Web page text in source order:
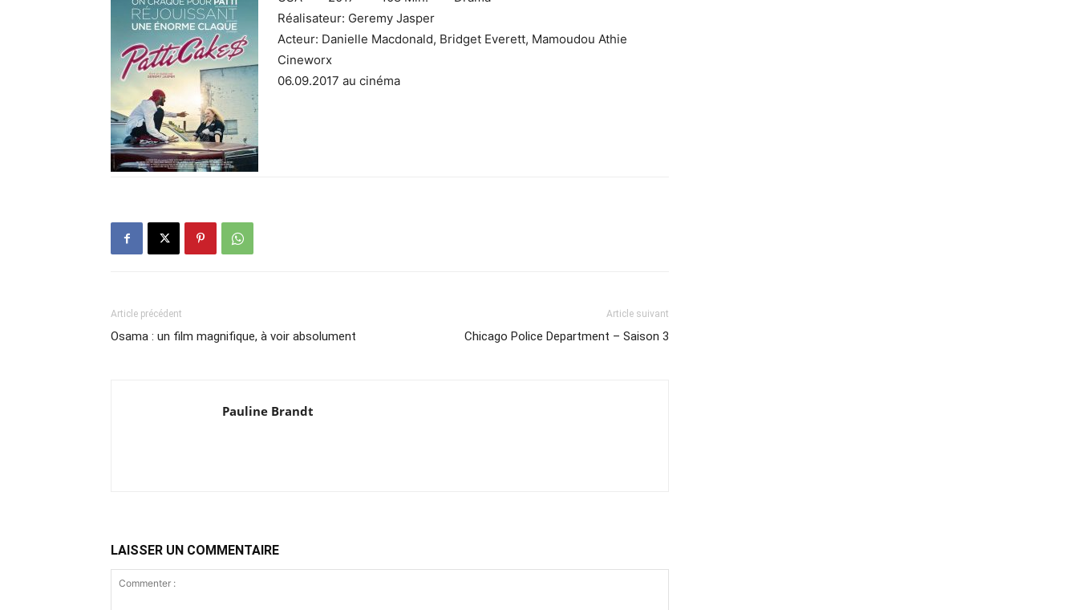
Réalisateur: Geremy Jasper
Acteur: Danielle Macdonald, Bridget Everett, Mamoudou Athie
Cineworx
06.09.2017 au cinéma
Article précédent
Osama : un film magnifique, à voir absolument
Article suivant
Chicago Police Department – Saison 3
Pauline Brandt
LAISSER UN COMMENTAIRE